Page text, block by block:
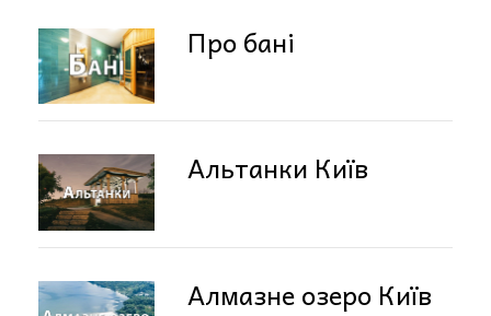
Про бані
Альтанки Київ
Алмазне озеро Київ